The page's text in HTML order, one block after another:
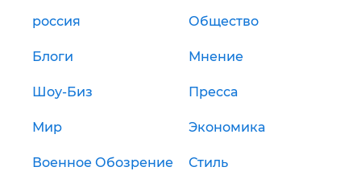
россия Общество
Блоги Мнение
Шоу-Биз Пресса
Мир Экономика
Военное Обозрение Стиль